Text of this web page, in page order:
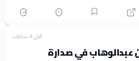
قبل 4 ساعات
عبدالوهاب في صدارة